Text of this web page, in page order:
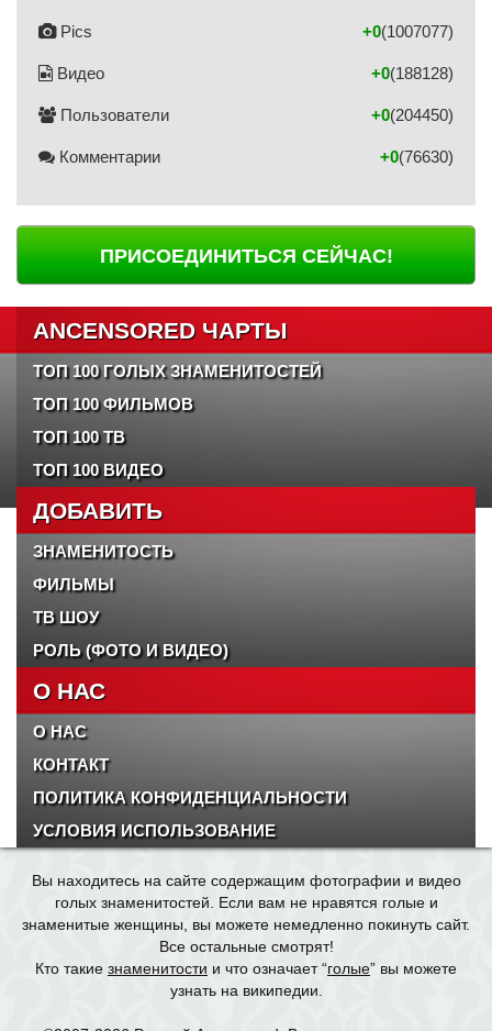
Pics (1007077)
+0
Видео (188128)
+0
Пользователи (204450)
+0
Комментарии (76630)
+0
ПРИСОЕДИНИТЬСЯ СЕЙЧАС!
ANCENSORED ЧАРТЫ
ТОП 100 ГОЛЫХ ЗНАМЕНИТОСТЕЙ
ТОП 100 ФИЛЬМОВ
ТОП 100 ТВ
ТОП 100 ВИДЕО
ДОБАВИТЬ
ЗНАМЕНИТОСТЬ
ФИЛЬМЫ
ТВ ШОУ
РОЛЬ (ФОТО И ВИДЕО)
О НАС
О НАС
КОНТАКТ
ПОЛИТИКА КОНФИДЕНЦИАЛЬНОСТИ
УСЛОВИЯ ИСПОЛЬЗОВАНИЕ
Вы находитесь на сайте содержащим фотографии и видео
голых знаменитостей. Если вам не нравятся голые и
знаменитые женщины, вы можете немедленно покинуть сайт.
Все остальные смотрят!
Кто такие знаменитости и что означает “голые” вы можете
узнать на википедии.